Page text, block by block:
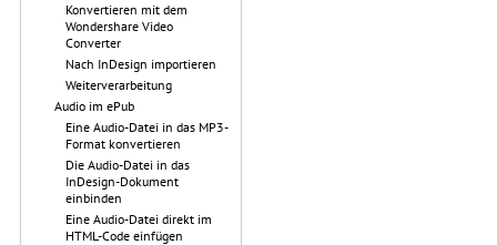
Konvertieren mit dem
Wondershare Video
Converter
Nach InDesign importieren
Weiterverarbeitung
Audio im ePub
Eine Audio-Datei in das MP3-
Format konvertieren
Die Audio-Datei in das
InDesign-Dokument
einbinden
Eine Audio-Datei direkt im
HTML-Code einfügen